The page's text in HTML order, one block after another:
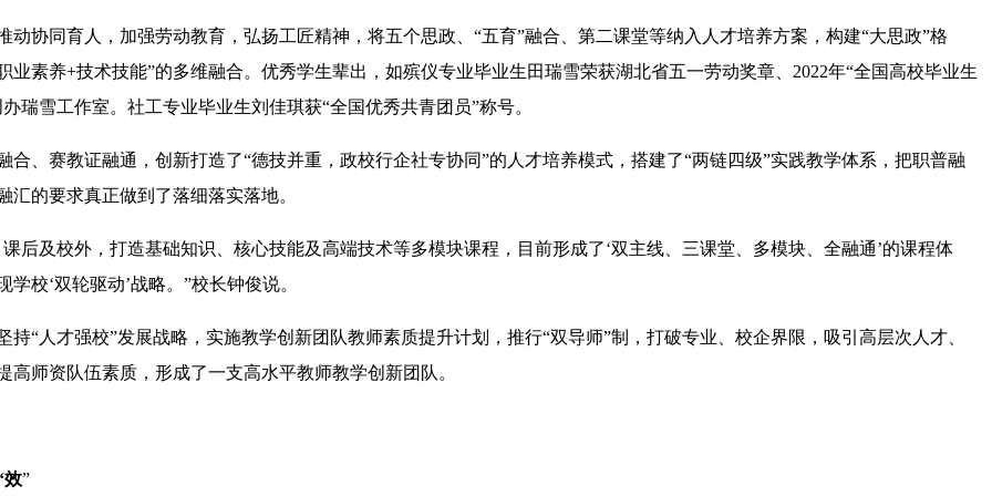
动协同育人，加强劳动教育，弘扬工匠精神，将五个思政、“五育”融合、第二课堂等纳入人才培养方案，构建“大思政”格
业素养+技术技能”的多维融合。优秀学生辈出，如殡仪专业毕业生田瑞雪荣获湖北省五一劳动奖章、2022年“全国高校毕业生
瑞雪工作室。社工专业毕业生刘佳琪获“全国优秀共青团员”称号。
合、赛教证融通，创新打造了“德技并重，政校行企社专协同”的人才培养模式，搭建了“两链四级”实践教学体系，把职普融
汇的要求真正做到了落细落实落地。
后及校外，打造基础知识、核心技能及高端技术等多模块课程，目前形成了‘双主线、三课堂、多模块、全融通’的课程体
学校‘双轮驱动’战略。”校长钟俊说。
持“人才强校”发展战略，实施教学创新团队教师素质提升计划，推行“双导师”制，打破专业、校企界限，吸引高层次人才、
高师资队伍素质，形成了一支高水平教师教学创新团队。
效”